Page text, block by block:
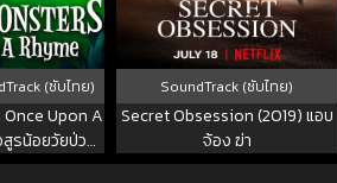
(ซับไทย)
Upon A
รน้อยวัยป่วน
งหนึ่ง
SoundTrack (ซับไทย)
Secret Obsession (2019) แอบ
จ้อง ฆ่า